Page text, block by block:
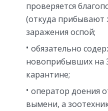
проверяется
(откуда
заражения оспой;
обязательно
новоприбывших на
карантине;
оператор доения
вымени, а